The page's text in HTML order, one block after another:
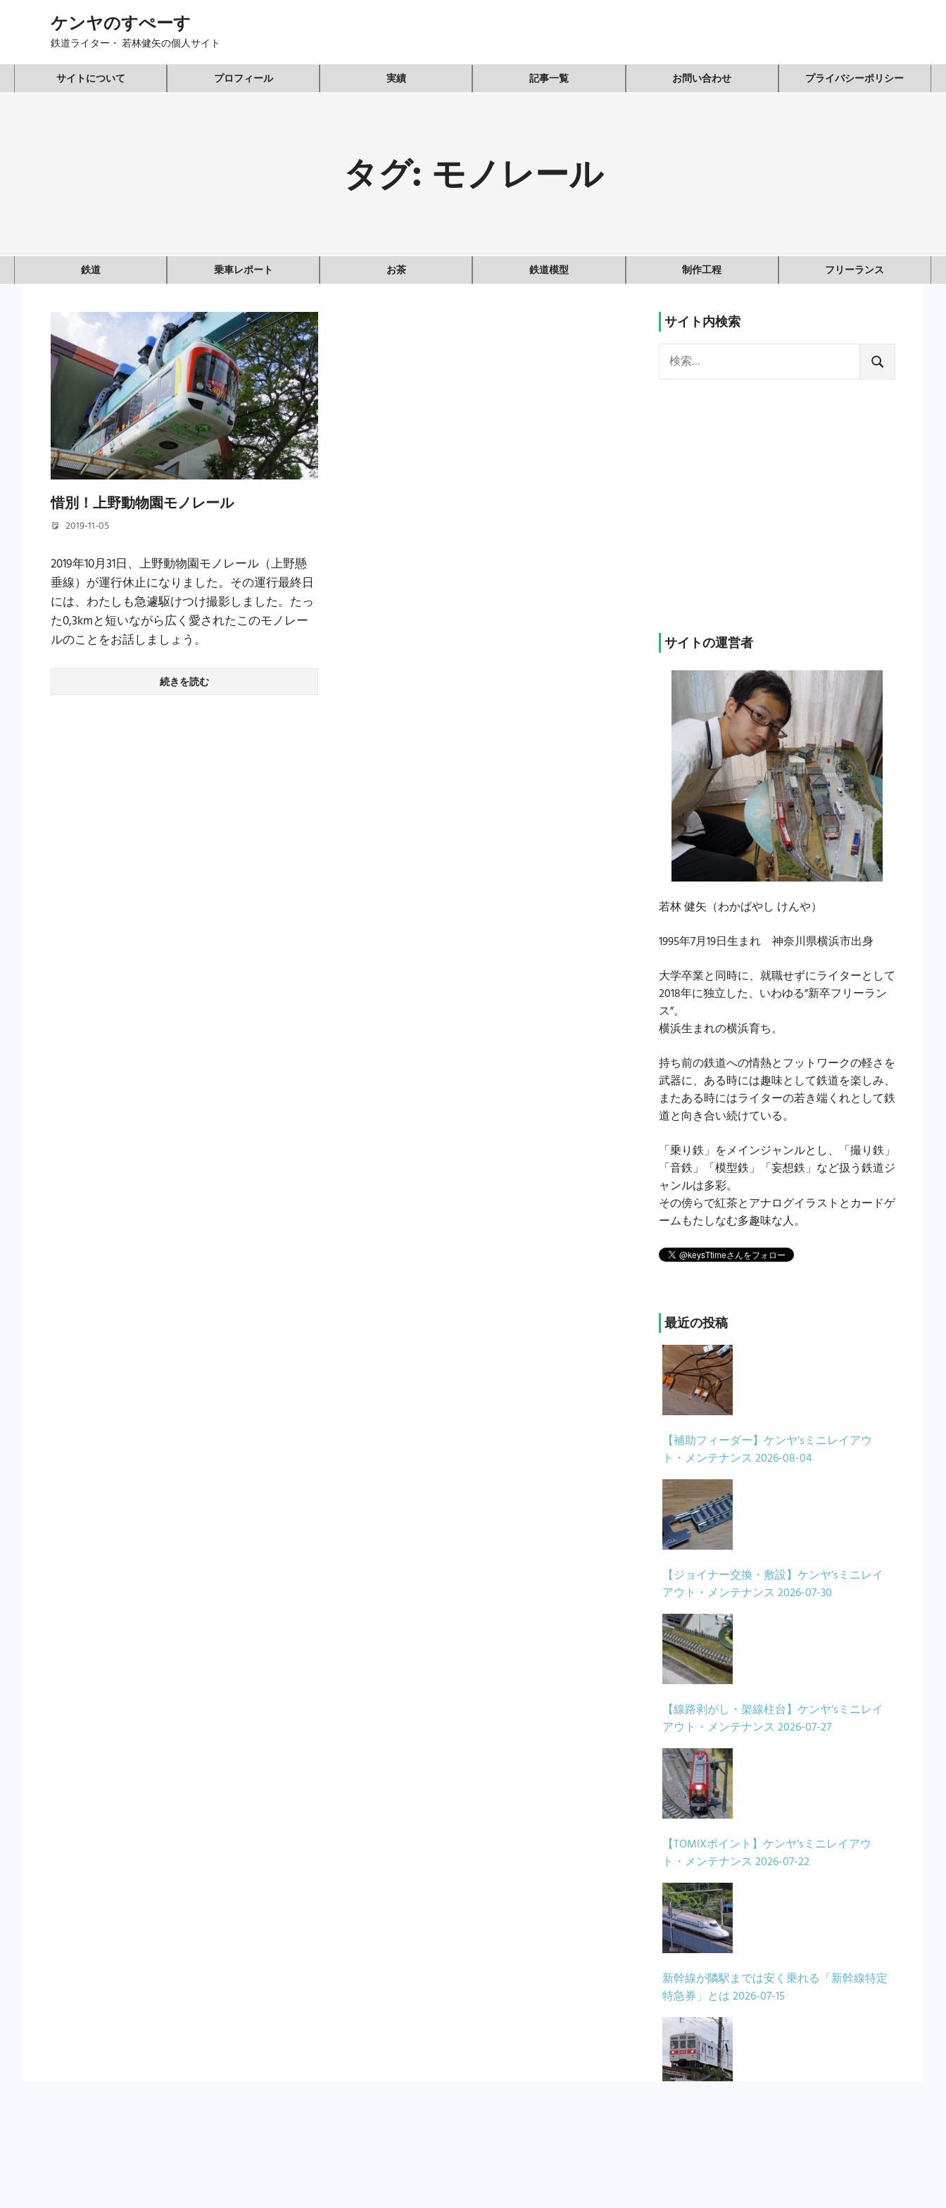
ン
へ
ケンヤのすぺーす
鉄道ライター・ 若林健矢の個人サイト
サイトについて プロフィール 実績 記事一覧 お問い合わせ プライバシーポリシー
タグ: モノレール
鉄道 乗車レポート お茶 鉄道模型 制作工程 フリーランス
惜別！上野動物園モノレール
2019-11-05
2019年10月31日、上野動物園モノレール（上野懸
垂線）が運行休止になりました。その運行最終日
には、わたしも急遽駆けつけ撮影しました。たっ
た0,3kmと短いながら広く愛されたこのモノレー
ルのことをお話しましょう。
続きを読む
サイト内検索
索:
検
索
サイトの運営者
若林 健矢（わかばやし けんや）
1995年7月19日生まれ 神奈川県横浜市出身
大学卒業と同時に、就職せずにライターとして
2018年に独立した、いわゆる”新卒フリーラン
ス”。
横浜生まれの横浜育ち。
持ち前の鉄道への情熱とフットワークの軽さを
武器に、ある時には趣味として鉄道を楽しみ、
またある時にはライターの若き端くれとして鉄
道と向き合い続けている。
「乗り鉄」をメインジャンルとし、「撮り鉄」
「音鉄」「模型鉄」「妄想鉄」など扱う鉄道ジ
ャンルは多彩。
その傍らで紅茶とアナログイラストとカードゲ
ームもたしなむ多趣味な人。
最近の投稿
【補助フィーダー】ケンヤ’sミニレイアウ
ト・メンテナンス 2026-08-04
【ジョイナー交換・敷設】ケンヤ’sミニレイ
アウト・メンテナンス 2026-07-30
【線路剥がし・架線柱台】ケンヤ’sミニレイ
アウト・メンテナンス 2026-07-27
【TOMIXポイント】ケンヤ’sミニレイアウ
ト・メンテナンス 2026-07-22
新幹線が隣駅までは安く乗れる「新幹線特定
特急券」とは2026-07-15